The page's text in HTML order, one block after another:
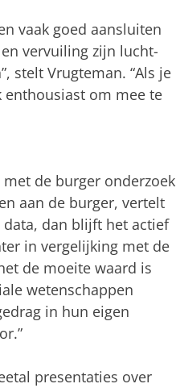
vaak goed aansluiten
vervuiling zijn lucht-
stelt Vrugteman. “Als je
enthousiast om mee te
de burger onderzoek
aan de burger, vertelt
data, dan blijft het actief
in vergelijking met de
de moeite waard is
wetenschappen
in hun eigen
presentaties over